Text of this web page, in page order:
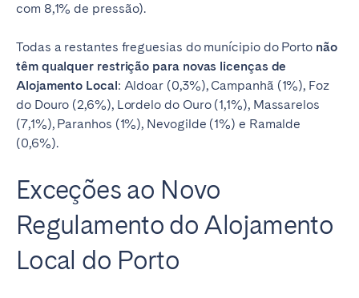
com 8,1% de pressão).
Todas a restantes freguesias do munícipio do Porto não
têm qualquer restrição para novas licenças de
Alojamento Local: Aldoar (0,3%), Campanhã (1%), Foz
do Douro (2,6%), Lordelo do Ouro (1,1%), Massarelos
(7,1%), Paranhos (1%), Nevogilde (1%) e Ramalde
(0,6%).
Exceções ao Novo
Regulamento do Alojamento
Local do Porto